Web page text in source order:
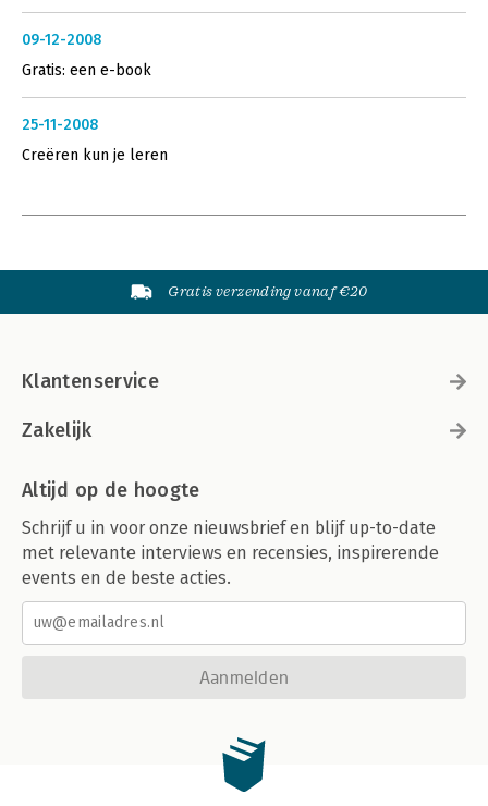
09-12-2008
Gratis: een e-book
25-11-2008
Creëren kun je leren
Gratis verzending vanaf €20
Klantenservice
Zakelijk
Altijd op de hoogte
Schrijf u in voor onze nieuwsbrief en blijf up-to-date
met relevante interviews en recensies, inspirerende
events en de beste acties.
Aanmelden